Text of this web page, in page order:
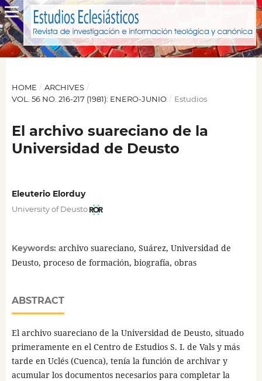
HOME / ARCHIVES /
VOL. 56 NO. 216-217 (1981): ENERO-JUNIO / Estudios
El archivo suareciano de la
Universidad de Deusto
Eleuterio Elorduy
University of Deusto
Keywords: archivo suareciano, Suárez, Universidad de
Deusto, proceso de formación, biografía, obras
ABSTRACT
El archivo suareciano de la Universidad de Deusto, situado
primeramente en el Centro de Estudios S. I. de Vals y más
tarde en Uclés (Cuenca), tenía la función de archivar y
acumular los documentos necesarios para completar la